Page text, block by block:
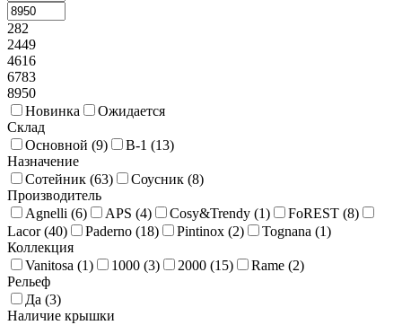
282
2449
4616
6783
8950
Новинка
Ожидается
Склад
Основной (9) В-1 (13)
Назначение
Сотейник (63) Соусник (8)
Производитель
Agnelli (6) APS (4) Cosy&Trendy (1) FoREST (8)
Lacor (40) Paderno (18) Pintinox (2) Tognana (1)
Коллекция
Vanitosa (1) 1000 (3) 2000 (15) Rame (2)
Рельеф
Да (3)
Наличие крышки